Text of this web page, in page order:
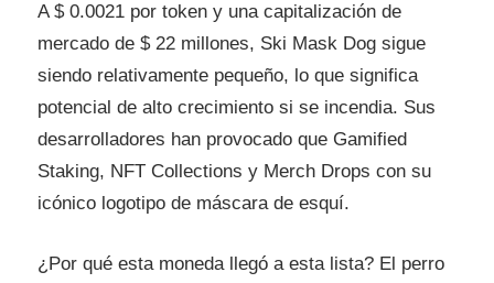
A $ 0.0021 por token y una capitalización de
mercado de $ 22 millones, Ski Mask Dog sigue
siendo relativamente pequeño, lo que significa
potencial de alto crecimiento si se incendia. Sus
desarrolladores han provocado que Gamified
Staking, NFT Collections y Merch Drops con su
icónico logotipo de máscara de esquí.
¿Por qué esta moneda llegó a esta lista? El perro